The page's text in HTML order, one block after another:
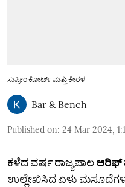
ಸುಪ್ರೀಂ ಕೋರ್ಟ್ ಮತ್ತು ಕೇರಳ
Bar & Bench
Published on: 24 Mar 2024,
ಕಳೆದ ವರ್ಷ ರಾಜ್ಯಪಾಲಆರಿಫ್
ಉಲ್ಲೇಖಿಸಿದ ಏಳು